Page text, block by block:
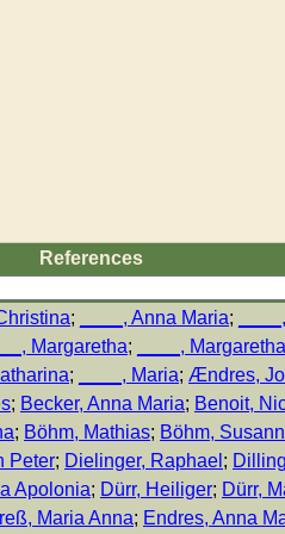
References
; ____, Anna Maria;
Margaretha; ____, Margaretha
; ____, Maria; Ændres,
; Becker, Anna Maria; Benoit,
; Böhm, Mathias; Böhm,
Peter; Dielinger, Raphael ;
Apolonia; Dürr, Heiliger; Dürr,
Maria Anna; Endres, Anna